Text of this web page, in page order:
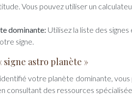
Vous pouvez utiliser un
dominante: Utilisez la liste des
signe.
astro planète »
votre planète dominante,
consultant des ressources